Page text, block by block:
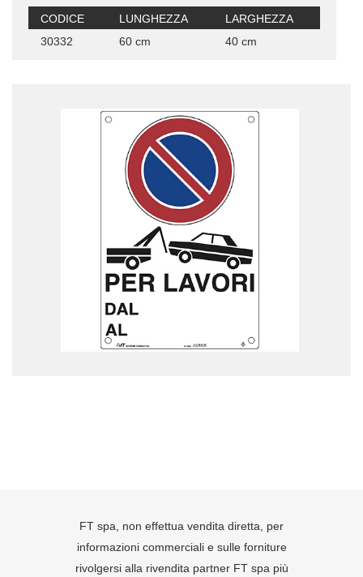
CODICE LUNGHEZZA
LARGHEZZA
30332
60 cm 40 cm
FT spa, non effettua vendita diretta, per
informazioni commerciali e sulle forniture
rivolgersi alla rivendita partner FT spa più